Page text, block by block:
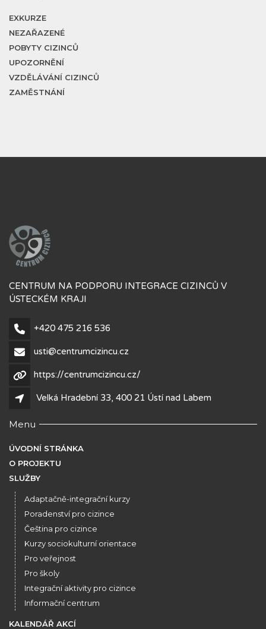
EXKURZE
NEZAŘAZENÉ
POBYTY CIZINCŮ
UPOZORNĚNÍ
VZDĚLÁVÁNÍ CIZINCŮ
ZAMĚSTNÁNÍ
CENTRUM NA PODPORU INTEGRACE CIZINCŮ V
ÚSTECKÉM KRAJI
+420 475 216 536
usti@centrumcizincu.cz
https://centrumcizincu.cz/
Velká Hradební 33, 400 21 Ústí nad Labem
Menu
ÚVODNÍ STRÁNKA
O PROJEKTU
SLUŽBY
Adaptačně-integrační kurzy
Poradenství pro cizince
Čeština pro cizince
Kurzy sociokulturní orientace
Pro veřejnost
Pro školy
Integrační aktivity pro cizince
Informační centrum
KALENDÁŘ AKCÍ